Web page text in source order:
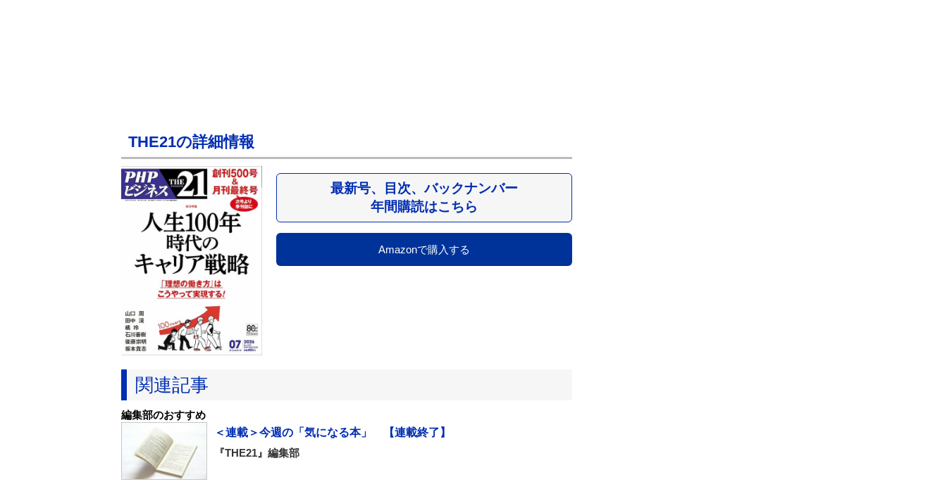
THE21の詳細情報
最新号、目次、バックナンバー
年間購読はこちら
Amazonで購入する
関連記事
編集部のおすすめ
＜連載＞今週の「気になる本」 【連載終了】
『THE21』編集部